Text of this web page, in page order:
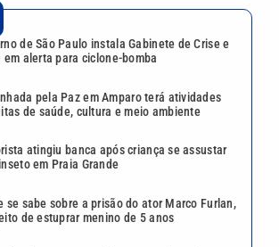
lista homens que não namoraria e rebate
‘Jamais abaixaria minha régua’
Continua após a publicidade
Esportes
REDES